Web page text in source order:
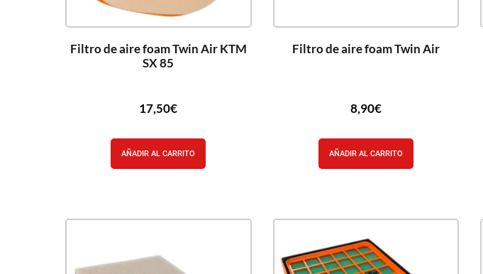
Filtro de aire foam Twin Air KTM
SX 85
17,50€
AÑADIR AL CARRITO
Filtro de aire foam Twin Air
8,90€
AÑADIR AL CARRITO